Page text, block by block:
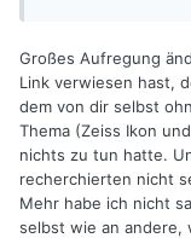
Ist nicht der Fall.
Breitwandfilm
Lange vor dem
weiteren Filmrollen.
Ein aktueller
nichts an diesem
Großes Aufregung
Link verwiesen hast,
dem von dir selbst
Thema (Zeiss Ikon
nichts zu tun hatte.
recherchierten nicht
Mehr habe ich nicht
selbst wie an andere,